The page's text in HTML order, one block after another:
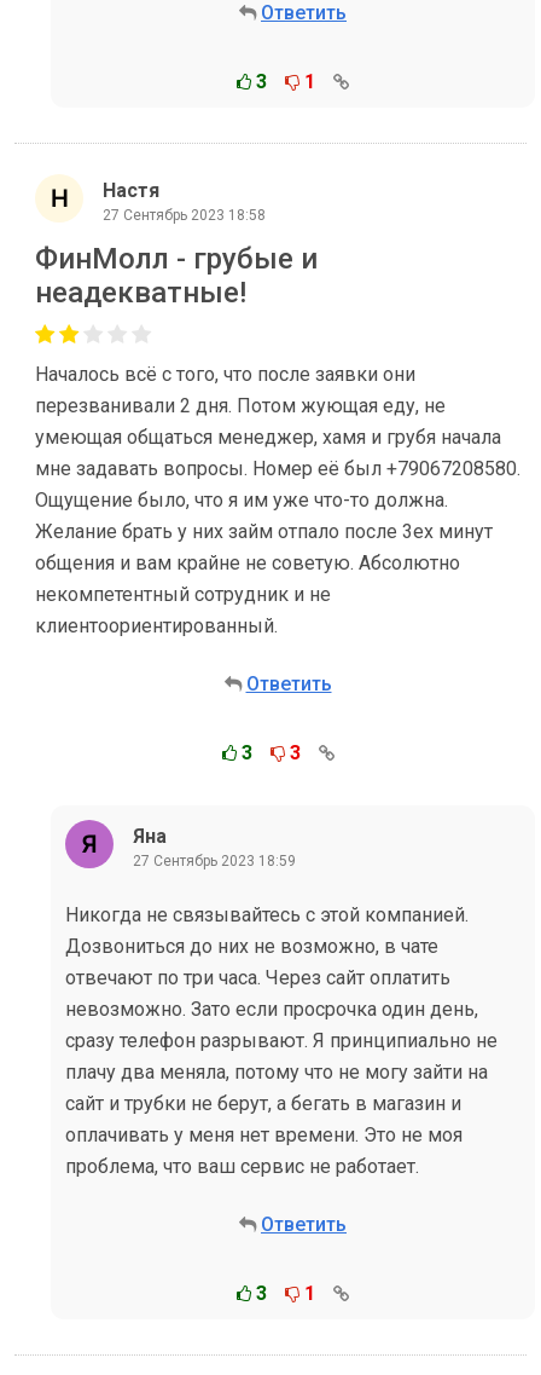
Ответить
3 1
Настя
27 Сентябрь 2023 18:58
ФинМолл - грубые и
неадекватные!
Началось всё с того, что после заявки они
перезванивали 2 дня. Потом жующая еду, не
умеющая общаться менеджер, хамя и грубя начала
мне задавать вопросы. Номер её был +79067208580.
Ощущение было, что я им уже что-то должна.
Желание брать у них займ отпало после 3ех минут
общения и вам крайне не советую. Абсолютно
некомпетентный сотрудник и не
клиентоориентированный.
Ответить
3 3
Яна
27 Сентябрь 2023 18:59
Никогда не связывайтесь с этой компанией.
Дозвониться до них не возможно, в чате
отвечают по три часа. Через сайт оплатить
невозможно. Зато если просрочка один день,
сразу телефон разрывают. Я принципиально не
плачу два меняла, потому что не могу зайти на
сайт и трубки не берут, а бегать в магазин и
оплачивать у меня нет времени. Это не моя
проблема, что ваш сервис не работает.
Ответить
3 1